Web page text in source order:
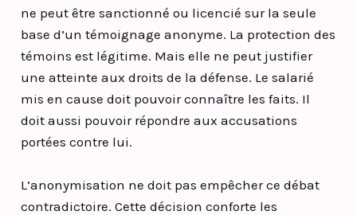
ne peut être sanctionné ou licencié sur la seule
base d’un témoignage anonyme. La protection des
témoins est légitime. Mais elle ne peut justifier
une atteinte aux droits de la défense. Le salarié
mis en cause doit pouvoir connaître les faits. Il
doit aussi pouvoir répondre aux accusations
portées contre lui.
L’anonymisation ne doit pas empêcher ce débat
contradictoire. Cette décision conforte les